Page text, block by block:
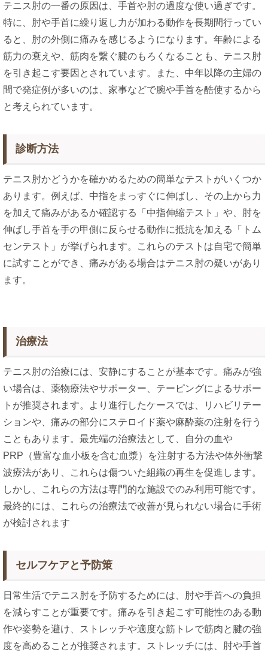
テニス肘の一番の原因は、手首や肘の過度な使い過ぎです。
特に、肘や手首に繰り返し力が加わる動作を長期間行ってい
ると、肘の外側に痛みを感じるようになります。年齢による
筋力の衰えや、筋肉を繋ぐ腱のもろくなることも、テニス肘
を引き起こす要因とされています。また、中年以降の主婦の
間で発症例が多いのは、家事などで腕や手首を酷使するから
と考えられています。
診断方法
テニス肘かどうかを確かめるための簡単なテストがいくつか
あります。例えば、中指をまっすぐに伸ばし、その上から力
を加えて痛みがあるか確認する「中指伸縮テスト」や、肘を
伸ばし手首を手の甲側に反らせる動作に抵抗を加える「トム
センテスト」が挙げられます。これらのテストは自宅で簡単
に試すことができ、痛みがある場合はテニス肘の疑いがあり
ます​。
治療法
テニス肘の治療には、安静にすることが基本です。痛みが強
い場合は、薬物療法やサポーター、テーピングによるサポー
トが推奨されます。より進行したケースでは、リハビリテー
ションや、痛みの部分にステロイド薬や麻酔薬の注射を行う
こともあります。最先端の治療法として、自分の血や
PRP（豊富な血小板を含む血漿）を注射する方法や体外衝撃
波療法があり、これらは傷ついた組織の再生を促進します。
しかし、これらの方法は専門的な施設でのみ利用可能です。
最終的には、これらの治療法で改善が見られない場合に手術
が検討されます
セルフケアと予防策
日常生活でテニス肘を予防するためには、肘や手首への負担
を減らすことが重要です。痛みを引き起こす可能性のある動
作や姿勢を避け、ストレッチや適度な筋トレで筋肉と腱の強
度を高めることが推奨されます。ストレッチには、肘や手首